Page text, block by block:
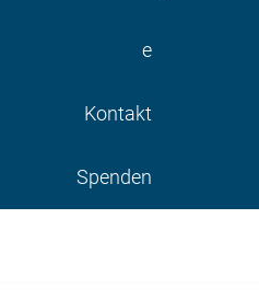
e
Kontakt
Spenden